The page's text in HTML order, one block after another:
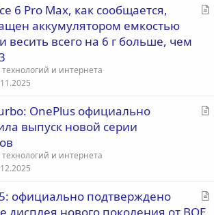
С
6 Pro Max, как сообщается,
аккумулятором емкостью
весить всего на 6 г больше, чем
и интернета
С
OnePlus официально
выпуск новой серии
и интернета
С
официально подтверждено